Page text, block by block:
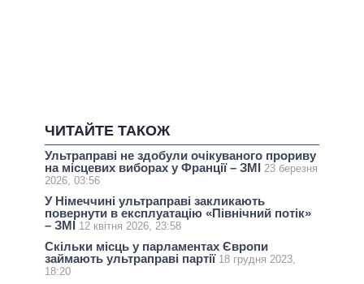
ЧИТАЙТЕ ТАКОЖ
Ультраправі не здобули очікуваного прориву
на місцевих виборах у Франції – ЗМІ 23 березня
2026, 03:56
У Німеччині ультраправі закликають
повернути в експлуатацію «Північний потік»
– ЗМІ 12 квітня 2026, 23:58
Скільки місць у парламентах Європи
займають ультраправі партії 18 грудня 2023,
18:20